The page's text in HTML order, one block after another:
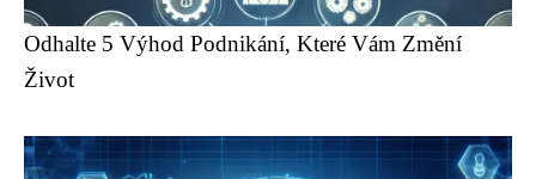
Odhalte 5 Výhod Podnikání, Které Vám Změní
Život